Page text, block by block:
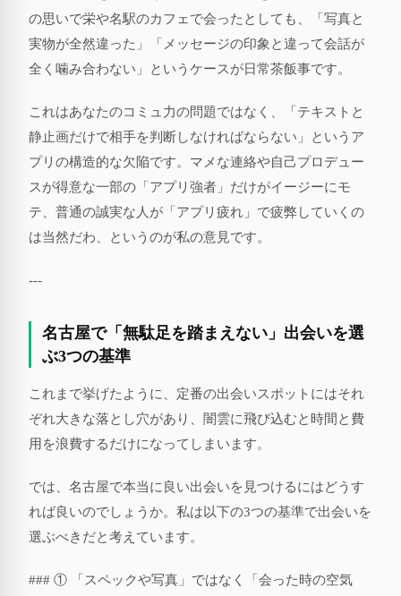
の思いで栄や名駅のカフェで会ったとしても、「写真と
実物が全然違った」「メッセージの印象と違って会話が
全く噛み合わない」というケースが日常茶飯事です。
これはあなたのコミュ力の問題ではなく、「テキストと
静止画だけで相手を判断しなければならない」というア
プリの構造的な欠陥です。マメな連絡や自己プロデュー
スが得意な一部の「アプリ強者」だけがイージーにモ
テ、普通の誠実な人が「アプリ疲れ」で疲弊していくの
は当然だわ、というのが私の意見です。
---
名古屋で「無駄足を踏まえない」出会いを選
ぶ3つの基準
これまで挙げたように、定番の出会いスポットにはそれ
ぞれ大きな落とし穴があり、闇雲に飛び込むと時間と費
用を浪費するだけになってしまいます。
では、名古屋で本当に良い出会いを見つけるにはどうす
れば良いのでしょうか。私は以下の3つの基準で出会いを
選ぶべきだと考えています。
### ① 「スペックや写真」ではなく「会った時の空気